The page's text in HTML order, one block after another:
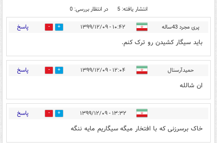
انتشار یافته: 5 در انتظار بررسی: 0
پری مجرد 43ساله ۱۰:۴۲ - ۱۳۹۹/۱۲/۰۹ 0 پاسخ
باید سیگار کشیدن رو ترک کنم.
حمیدآرسنال ۱۲:۰۴ - ۱۳۹۹/۱۲/۰۹ 2 پاسخ
ان شالله
۱۳:۳۲ - ۱۳۹۹/۱۲/۰۹ 4 پاسخ
خاک برسرزنی که با افتخار میگه سیگاریم مایه ننگه